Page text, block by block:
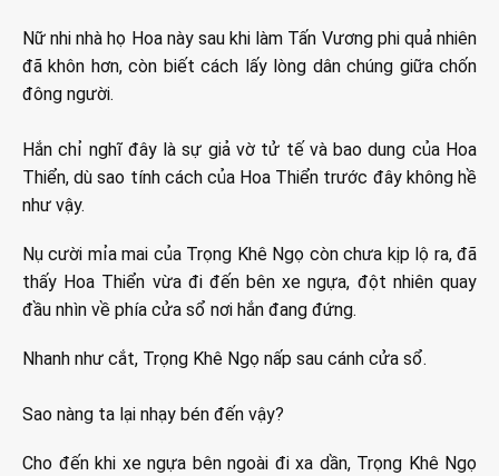
Nữ nhi nhà họ Hoa này sau khi làm Tấn Vương phi quả nhiên
đã khôn hơn, còn biết cách lấy lòng dân chúng giữa chốn
đông người.
Hắn chỉ nghĩ đây là sự giả vờ tử tế và bao dung của Hoa
Thiển, dù sao tính cách của Hoa Thiển trước đây không hề
như vậy.
Nụ cười mỉa mai của Trọng Khê Ngọ còn chưa kịp lộ ra, đã
thấy Hoa Thiển vừa đi đến bên xe ngựa, đột nhiên quay
đầu nhìn về phía cửa sổ nơi hắn đang đứng.
Nhanh như cắt, Trọng Khê Ngọ nấp sau cánh cửa sổ.
Sao nàng ta lại nhạy bén đến vậy?
Cho đến khi xe ngựa bên ngoài đi xa dần, Trọng Khê Ngọ